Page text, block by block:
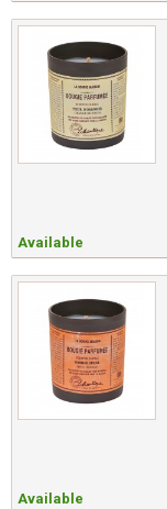
Available
Available